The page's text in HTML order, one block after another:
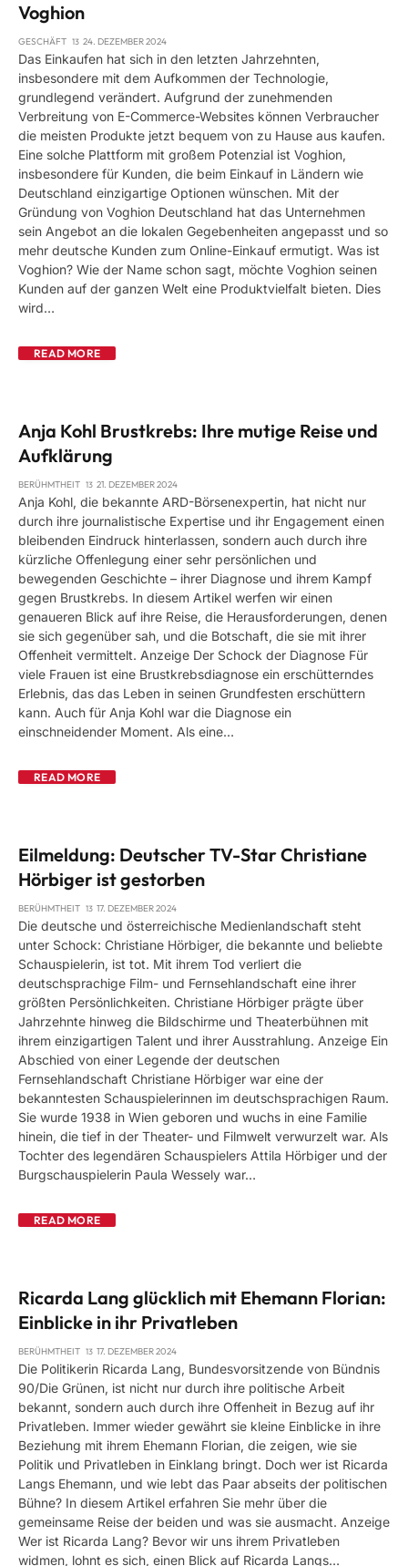
Voghion
GESCHÄFT 24. DEZEMBER 2024
Das Einkaufen hat sich in den letzten Jahrzehnten,
insbesondere mit dem Aufkommen der Technologie,
grundlegend verändert. Aufgrund der zunehmenden
Verbreitung von E-Commerce-Websites können Verbraucher
die meisten Produkte jetzt bequem von zu Hause aus kaufen.
Eine solche Plattform mit großem Potenzial ist Voghion,
insbesondere für Kunden, die beim Einkauf in Ländern wie
Deutschland einzigartige Optionen wünschen. Mit der
Gründung von Voghion Deutschland hat das Unternehmen
sein Angebot an die lokalen Gegebenheiten angepasst und so
mehr deutsche Kunden zum Online-Einkauf ermutigt. Was ist
Voghion? Wie der Name schon sagt, möchte Voghion seinen
Kunden auf der ganzen Welt eine Produktvielfalt bieten. Dies
wird…
READ MORE
Anja Kohl Brustkrebs: Ihre mutige Reise und
Aufklärung
BERÜHMTHEIT 21. DEZEMBER 2024
Anja Kohl, die bekannte ARD-Börsenexpertin, hat nicht nur
durch ihre journalistische Expertise und ihr Engagement einen
bleibenden Eindruck hinterlassen, sondern auch durch ihre
kürzliche Offenlegung einer sehr persönlichen und
bewegenden Geschichte – ihrer Diagnose und ihrem Kampf
gegen Brustkrebs. In diesem Artikel werfen wir einen
genaueren Blick auf ihre Reise, die Herausforderungen, denen
sie sich gegenüber sah, und die Botschaft, die sie mit ihrer
Offenheit vermittelt. Anzeige Der Schock der Diagnose Für
viele Frauen ist eine Brustkrebsdiagnose ein erschütterndes
Erlebnis, das das Leben in seinen Grundfesten erschüttern
kann. Auch für Anja Kohl war die Diagnose ein
einschneidender Moment. Als eine…
READ MORE
Eilmeldung: Deutscher TV-Star Christiane
Hörbiger ist gestorben
BERÜHMTHEIT 17. DEZEMBER 2024
Die deutsche und österreichische Medienlandschaft steht
unter Schock: Christiane Hörbiger, die bekannte und beliebte
Schauspielerin, ist tot. Mit ihrem Tod verliert die
deutschsprachige Film- und Fernsehlandschaft eine ihrer
größten Persönlichkeiten. Christiane Hörbiger prägte über
Jahrzehnte hinweg die Bildschirme und Theaterbühnen mit
ihrem einzigartigen Talent und ihrer Ausstrahlung. Anzeige Ein
Abschied von einer Legende der deutschen
Fernsehlandschaft Christiane Hörbiger war eine der
bekanntesten Schauspielerinnen im deutschsprachigen Raum.
Sie wurde 1938 in Wien geboren und wuchs in eine Familie
hinein, die tief in der Theater- und Filmwelt verwurzelt war. Als
Tochter des legendären Schauspielers Attila Hörbiger und der
Burgschauspielerin Paula Wessely war…
READ MORE
Ricarda Lang glücklich mit Ehemann Florian:
Einblicke in ihr Privatleben
BERÜHMTHEIT 17. DEZEMBER 2024
Die Politikerin Ricarda Lang, Bundesvorsitzende von Bündnis
90/Die Grünen, ist nicht nur durch ihre politische Arbeit
bekannt, sondern auch durch ihre Offenheit in Bezug auf ihr
Privatleben. Immer wieder gewährt sie kleine Einblicke in ihre
Beziehung mit ihrem Ehemann Florian, die zeigen, wie sie
Politik und Privatleben in Einklang bringt. Doch wer ist Ricarda
Langs Ehemann, und wie lebt das Paar abseits der politischen
Bühne? In diesem Artikel erfahren Sie mehr über die
gemeinsame Reise der beiden und was sie ausmacht. Anzeige
Wer ist Ricarda Lang? Bevor wir uns ihrem Privatleben
widmen, lohnt es sich, einen Blick auf Ricarda Langs…